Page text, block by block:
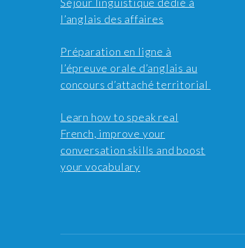
l’anglais des affaires
Préparation en ligne à
l’épreuve orale d’anglais au
concours d’attaché territorial
Learn how to speak real
French, improve your
conversation skills and boost
your vocabulary